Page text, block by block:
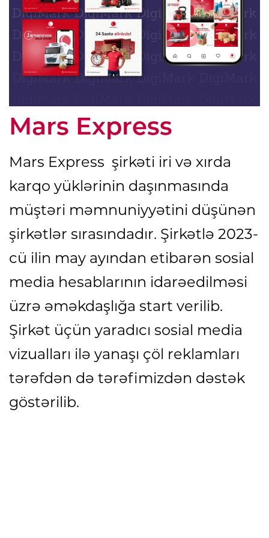
Mars Express
Mars Express şirkəti iri və xırda
karqo yüklərinin daşınmasında
müştəri məmnuniyyətini düşünən
şirkətlər sırasındadır. Şirkətlə 2023-
cü ilin may ayından etibarən sosial
media hesablarının idarəedilməsi
üzrə əməkdaşlığa start verilib.
Şirkət üçün yaradıcı sosial media
vizualları ilə yanaşı çöl reklamları
tərəfdən də tərəfimizdən dəstək
göstərilib.